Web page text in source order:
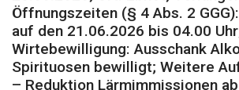
Öffnungszeiten (§ 4 Abs. 2
auf den 21.06.2026 bis 04.00
Wirtebewilligung: Ausschank
Spirituosen bewilligt; Weitere
– Reduktion Lärmimmissionen